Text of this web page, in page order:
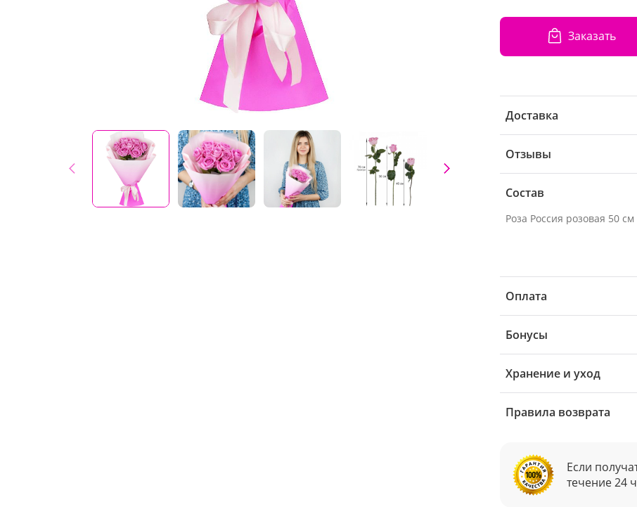
Заказать
Доставка
Отзывы
Состав
Роза Россия розовая 50
Оплата
Бонусы
Хранение и уход
Правила возврата
Если
течение 24